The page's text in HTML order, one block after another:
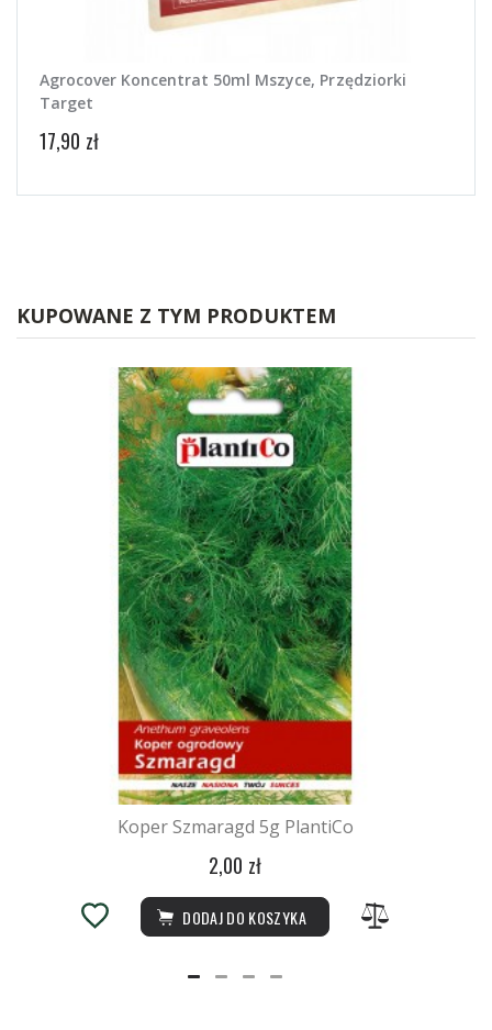
Agrocover Koncentrat 50ml Mszyce, Przędziorki
Target
17,90 zł
KUPOWANE Z TYM PRODUKTEM
Koper Szmaragd 5g PlantiCo
2,00 zł
DODAJ DO KOSZYKA